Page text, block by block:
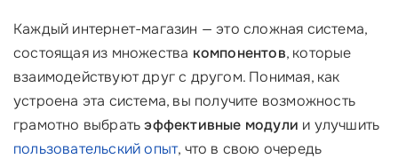
Каждый интернет-магазин — это сложная система,
состоящая из множества компонентов, которые
взаимодействуют друг с другом. Понимая, как
устроена эта система, вы получите возможность
грамотно выбратьэффективные модули и улучшить
пользовательский опыт, что в свою очередь